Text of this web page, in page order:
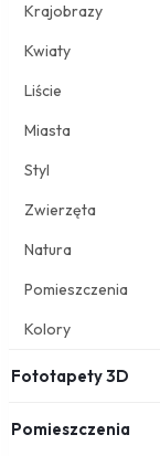
Krajobrazy
Kwiaty
Liście
Miasta
Styl
Zwierzęta
Natura
Pomieszczenia
Kolory
Fototapety 3D
Pomieszczenia